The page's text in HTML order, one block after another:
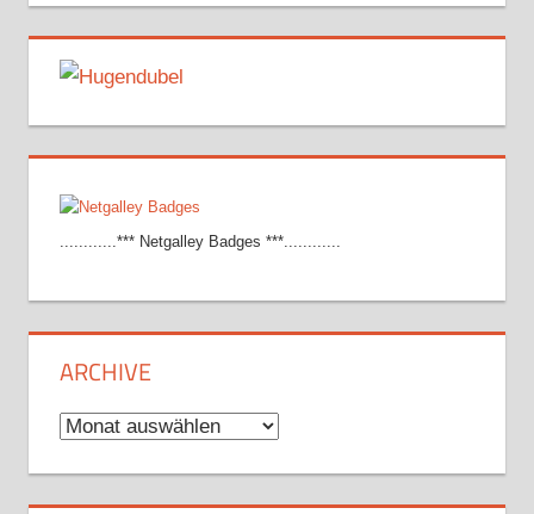
............*** Netgalley Badges ***............
ARCHIVE
Archive